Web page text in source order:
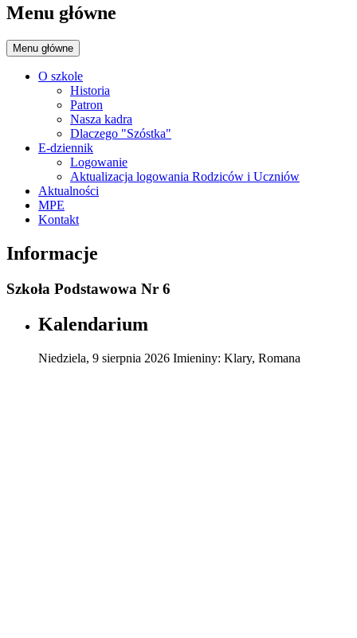
Menu główne
Menu główne
O szkole
Historia
Patron
Nasza kadra
Dlaczego "Szóstka"
E-dziennik
Logowanie
Aktualizacja logowania Rodziców i Uczniów
Aktualności
MPE
Kontakt
Informacje
Szkoła Podstawowa Nr 6
Kalendarium
Niedziela, 9 sierpnia 2026 Imieniny: Klary, Romana